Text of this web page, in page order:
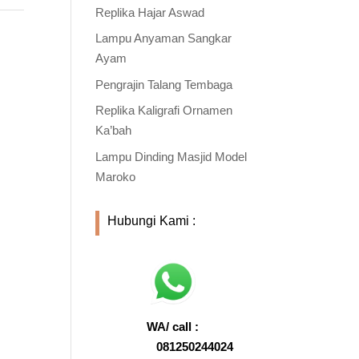
Replika Hajar Aswad
Lampu Anyaman Sangkar
Ayam
Pengrajin Talang Tembaga
Replika Kaligrafi Ornamen
Ka’bah
Lampu Dinding Masjid Model
Maroko
Hubungi Kami :
WA/ call :
081250244024